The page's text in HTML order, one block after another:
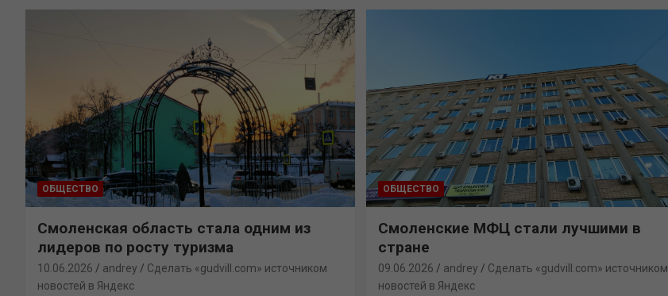
ОБЩЕСТВО
Смоленская область стала одним из
лидеров по росту туризма
10.06.2026 andrey
Сделать «gudvill.com» источником
новостей в Яндекс
ОБЩЕСТВО
Смоленские МФЦ стали лучшими в
стране
09.06.2026 andrey
Сделать «gudvill.com» источником
новостей в Яндекс